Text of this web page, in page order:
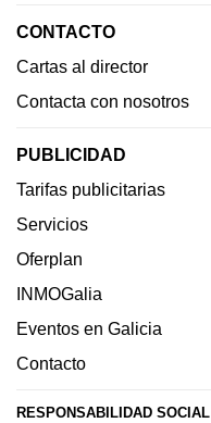
CONTACTO
Cartas al director
Contacta con nosotros
PUBLICIDAD
Tarifas publicitarias
Servicios
Oferplan
INMOGalia
Eventos en Galicia
Contacto
RESPONSABILIDAD SOCIAL